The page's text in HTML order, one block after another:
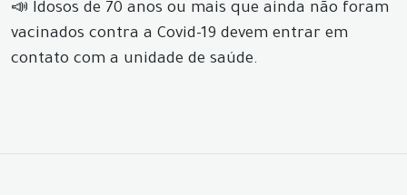
📣 Idosos de 70 anos ou mais que ainda não foram
vacinados contra a Covid-19 devem entrar em
contato com a unidade de saúde.